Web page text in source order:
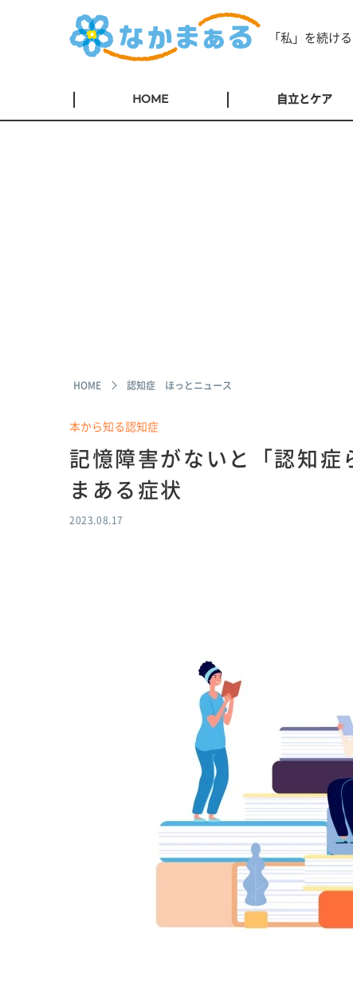
「私」を続け
HOME 自立とケア
HOME 認知症 ほっとニュース
本から知る認知症
記憶障害がないと「認知
まある症状
2023.08.17